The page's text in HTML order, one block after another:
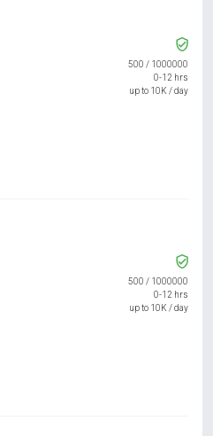
500 / 1000000
0-12 hrs
up to 10K / day
500 / 1000000
0-12 hrs
up to 10K / day